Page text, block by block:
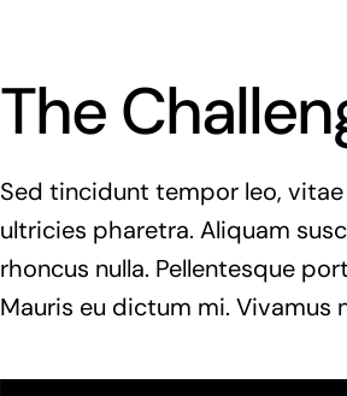
The
Sed tincidunt tempor leo,
ultricies pharetra. Aliquam
rhoncus nulla. Pellentesque
Mauris eu dictum mi. Vivamus